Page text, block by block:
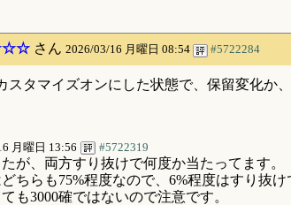
さん 2026/03/16 月曜日 08:54 #5722284
スタマイズオンにした状態で、保留変化か
月曜日 13:56 #5722319
が、両方すり抜けで何度か当たってます。
ちらも75%程度なので、6%程度はすり抜け
も3000確ではないので注意です。